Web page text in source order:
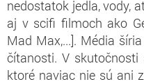
nedostatok jedla, vody,
aj v scifi filmoch ako
Mad Max,...]. Média
čítanosti. V
ktoré naviac nie sú ani